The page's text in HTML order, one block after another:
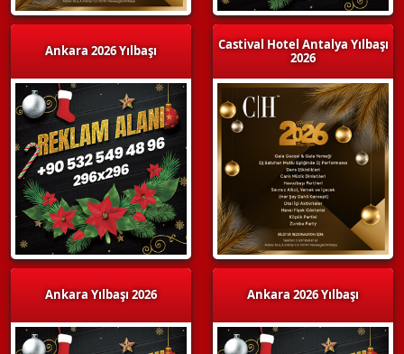
Ankara 2026 Yılbaşı
Ankara Yılbaşı 2026
Castival Hotel Antalya Yılbaşı
2026
Ankara 2026 Yılbaşı